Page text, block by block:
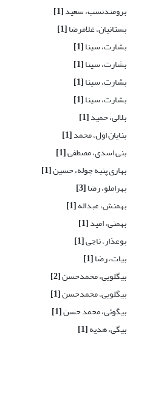
برومندنسب، سعید[1]
بستانیان، غلامرضا[1]
بشارت، سینا[1]
بشارت، سینا[1]
بشارت، سینا[1]
بشارت، سینا[1]
بلالی، حمید[1]
بنایان اول، محمد[1]
بنی اسدی، مصطفی[1]
بهاری پنبه چوله، حسین[1]
بهراملو، رضا[3]
بهمنش، عبداله[1]
بهمنی، امید[1]
بوعذار، ناجی[1]
بیات، رضا[1]
بیگلویی، محمدحسن[2]
بیگلویی، محمدحسن[1]
بیگوئی، محمد حسن[1]
بیگی، هدیه[1]